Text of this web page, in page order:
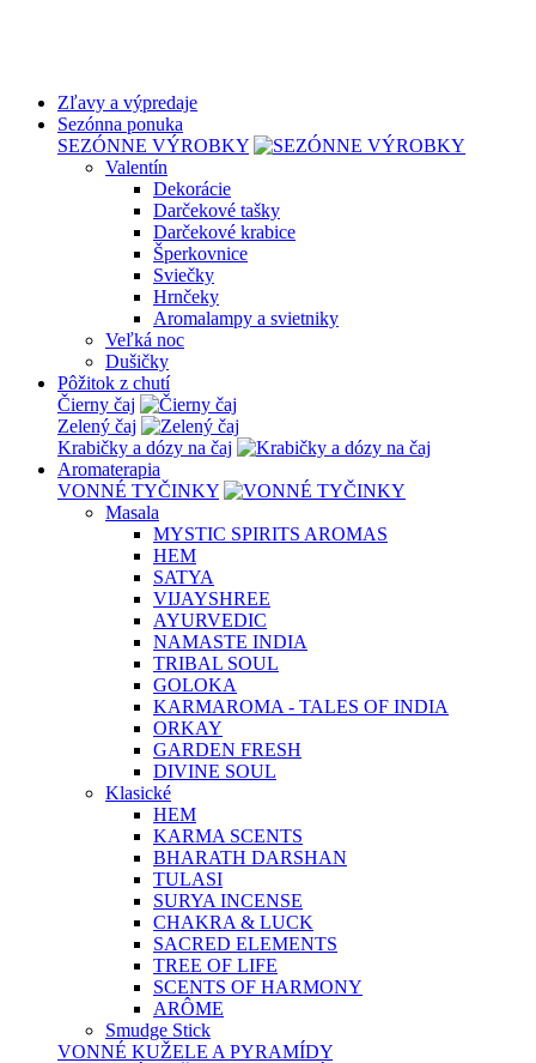
Zľavy a výpredaje
Sezónna ponuka
SEZÓNNE VÝROBKY
Valentín
Dekorácie
Darčekové tašky
Darčekové krabice
Šperkovnice
Sviečky
Hrnčeky
Aromalampy a svietniky
Veľká noc
Dušičky
Pôžitok z chutí
Čierny čaj
Zelený čaj
Krabičky a dózy na čaj
Aromaterapia
VONNÉ TYČINKY
Masala
MYSTIC SPIRITS AROMAS
HEM
SATYA
VIJAYSHREE
AYURVEDIC
NAMASTE INDIA
TRIBAL SOUL
GOLOKA
KARMAROMA - TALES OF INDIA
ORKAY
GARDEN FRESH
DIVINE SOUL
Klasické
HEM
KARMA SCENTS
BHARATH DARSHAN
TULASI
SURYA INCENSE
CHAKRA & LUCK
SACRED ELEMENTS
TREE OF LIFE
SCENTS OF HARMONY
ARÔME
Smudge Stick
VONNÉ KUŽELE A PYRAMÍDY